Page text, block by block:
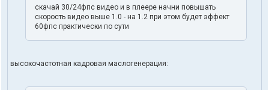
скачай 30/24фпс видео и в плеере начни повышать
скорость видео выше 1.0 - на 1.2 при этом будет эффект
60фпс практически по сути
высокочастотная кадровая маслогенерация: